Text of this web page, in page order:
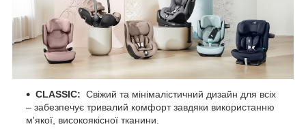
CLASSIC: Свіжий та мінімалістичний дизайн для всіх
– забезпечує тривалий комфорт завдяки використанню
м'якої, високоякісної тканини.